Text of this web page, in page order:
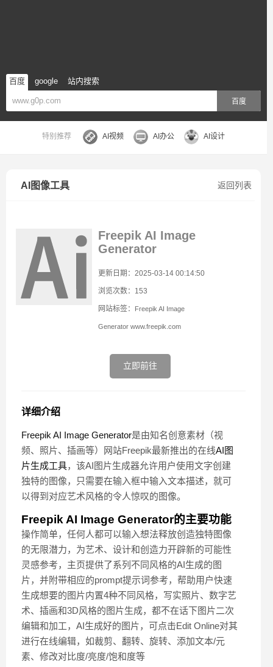
百度 google 站内搜索
百度
特别推荐 AI视频 AI办公 AI设计
返回列表
AI图像工具
Freepik AI Image
Generator
更新日期：2025-03-14 00:14:50
浏览次数：153
网站标签： Freepik AI Image
Generator www.freepik.com
立即前往
详细介绍
Freepik AI Image Generator是由知名创意素材（视
频、照片、插画等）网站Freepik最新推出的在线AI图
片生成工具，该AI图片生成器允许用户使用文字创建
独特的图像，只需要在输入框中输入文本描述，就可
以得到对应艺术风格的令人惊叹的图像。
Freepik AI Image Generator的主要功能
操作简单，任何人都可以输入想法释放创造独特图像
的无限潜力，为艺术、设计和创造力开辟新的可能性
灵感参考，主页提供了系列不同风格的AI生成的图
片，并附带相应的prompt提示词参考，帮助用户快速
生成想要的图片内置4种不同风格，写实照片、数字艺
术、插画和3D风格的图片生成，都不在话下图片二次
编辑和加工，AI生成好的图片，可点击Edit Online对其
进行在线编辑，如裁剪、翻转、旋转、添加文本/元
素、修改对比度/亮度/饱和度等